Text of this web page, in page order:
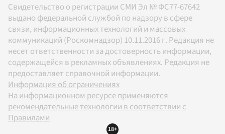
Свидетельство о регистрации СМИ Эл № ФС77-67642
выдано федеральной службой по надзору в сфере
связи, информационных технологий и массовых
коммуникаций (Роскомнадзор) 10.11.2016 г. Редакция не
несет ответственности за достоверность информации,
содержащейся в рекламных объявлениях. Редакция не
предоставляет справочной информации.
Информация об ограничениях
На информационном ресурсе применяются
рекомендательные технологии в соответствии с
Правилами
18+